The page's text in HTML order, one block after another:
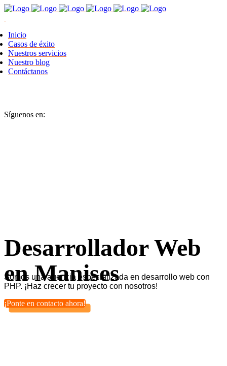
Inicio
Casos de éxito
Nuestros servicios
Nuestro blog
Contáctanos
Síguenos en:
Desarrollador Web
en Manises
Somos una agencia especializada en desarrollo web con
PHP. ¡Haz crecer tu proyecto con nosotros!
¡Ponte en contacto ahora!